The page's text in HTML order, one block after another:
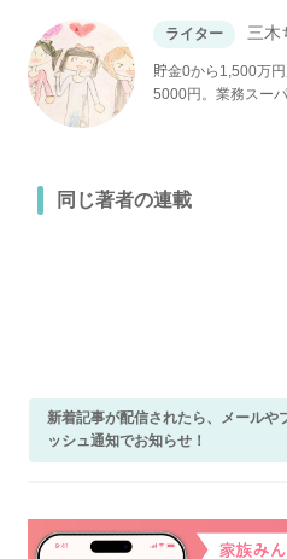
ライター 三木
貯金0から1,500万
5000円。業務スー
り、神コスパ商品
が大好き。節約生
イザー2級。クリン
同じ著者の連載
新着記事が配信されたら、メールや
ッシュ通知でお知らせ！